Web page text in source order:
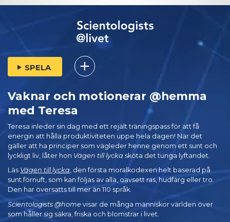
SPELA
Vaknar och motionerar @hemma
med Teresa
Teresa inleder sin dag med ett rejält träningspass för att få
energin att hålla produktiviteten uppe hela dagen! När det
gäller att ha principer som vägleder henne genom ett sunt och
lyckligt liv, låter hon Vägen till lycka sköta det tunga lyftandet.
Läs Vägen till lycka, den första moralkodexen helt baserad på
sunt förnuft, som kan följas av alla, oavsett ras, hudfärg eller tro.
Den har översatts till mer än 110 språk.
Scientologists @home visar de många människor världen över
som håller sig säkra, friska och blomstrar i livet.